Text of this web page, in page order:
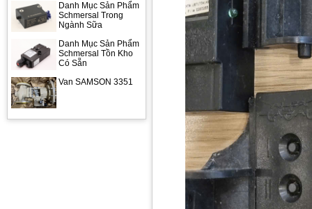
Danh Mục Sản Phẩm
Schmersal Trong
Ngành Sữa
Danh Mục Sản Phẩm
Schmersal Tồn Kho
Có Sẵn
Van SAMSON 3351